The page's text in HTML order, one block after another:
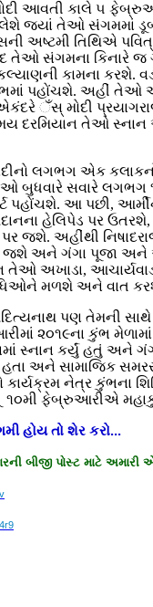
આવતી કાલે ૫
લેશે જ્યાં તેઓ સંગમમાં
અષ્ટમી તિથિએ
તેઓ સંગમના કિનારે જ
કામના કરશે.
પહોંચશે. અહીં તેઓ
ઁસ્ મોદી
દરમિયાન તેઓ સ્નાન
લગભગ એક કલાકનો
બુધવારે સવારે લગભગ
પહોંચશે. આ પછી,
હેલિપેડ પર
પર જશે. અહીંથી
જશે અને ગંગા પૂજા અને
અખાડા,
મળશે અને વાત
પણ તેમની સાથે
૨૦૧૯ના કુંભ
સ્નાન કર્યું હતું અને
હતા અને સામાજિક
નેત્ર કુંભના
૧૦મી ફેબ્રુઆરીએ
હોય તો શેર કરો...
બીજી પોસ્ટ માટે અમારી